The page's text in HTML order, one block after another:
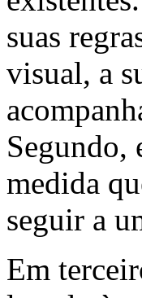
suas
visual, a
Segundo,
medida
seguir a
Em